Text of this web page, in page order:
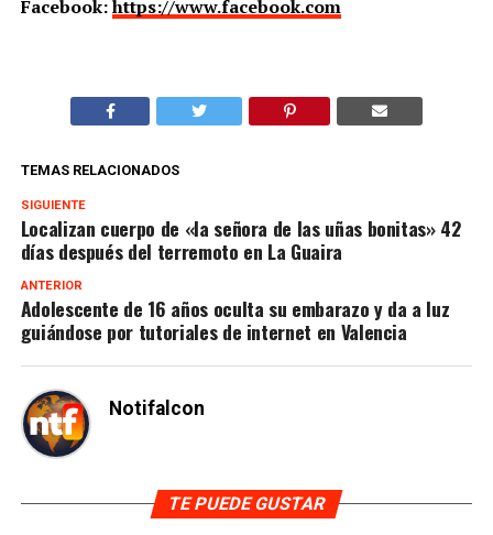
Facebook:https://www.facebook.com
TEMAS RELACIONADOS
SIGUIENTE
Localizan cuerpo de «la señora de las uñas bonitas» 42
días después del terremoto en La Guaira
ANTERIOR
Adolescente de 16 años oculta su embarazo y da a luz
guiándose por tutoriales de internet en Valencia
Notifalcon
TE PUEDE GUSTAR